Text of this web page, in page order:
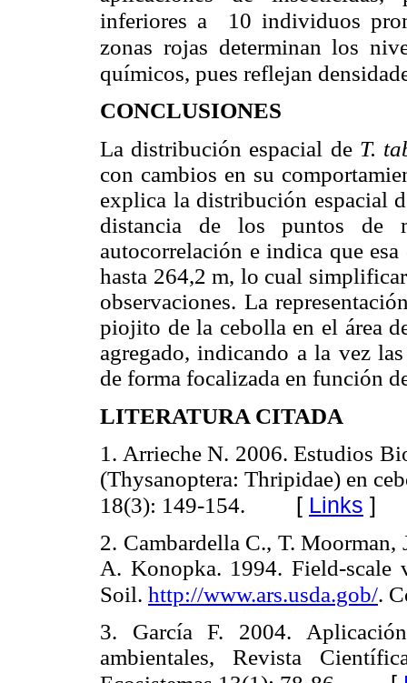
inferiores a 10 individuos
zonas rojas determinan los
químicos, pues reflejan
CONCLUSIONES
La distribución espacial de T.
con cambios en su
explica la distribución espacial
distancia de los puntos de
autocorrelación e indica que
hasta 264,2 m, lo cual
observaciones. La
piojito de la cebolla en el área
agregado, indicando a la vez
de forma focalizada en función
LITERATURA CITADA
1. Arrieche N. 2006. Estudios
(Thysanoptera: Thripidae) en
18(3): 149-154. [ Links ]
2. Cambardella C., T.
A. Konopka. 1994. Field-
Soil. http://www.ars.usda.gob/.
3. García F.
2004.
ambientales, Revista